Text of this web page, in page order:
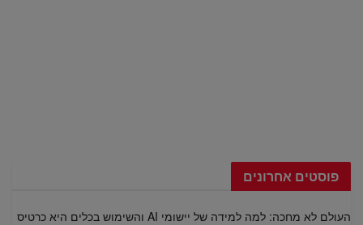
פוסטים אחרונים
העולם לא מחכה: למה למידה של יישומי AI והשימוש בכלים היא כרטיס